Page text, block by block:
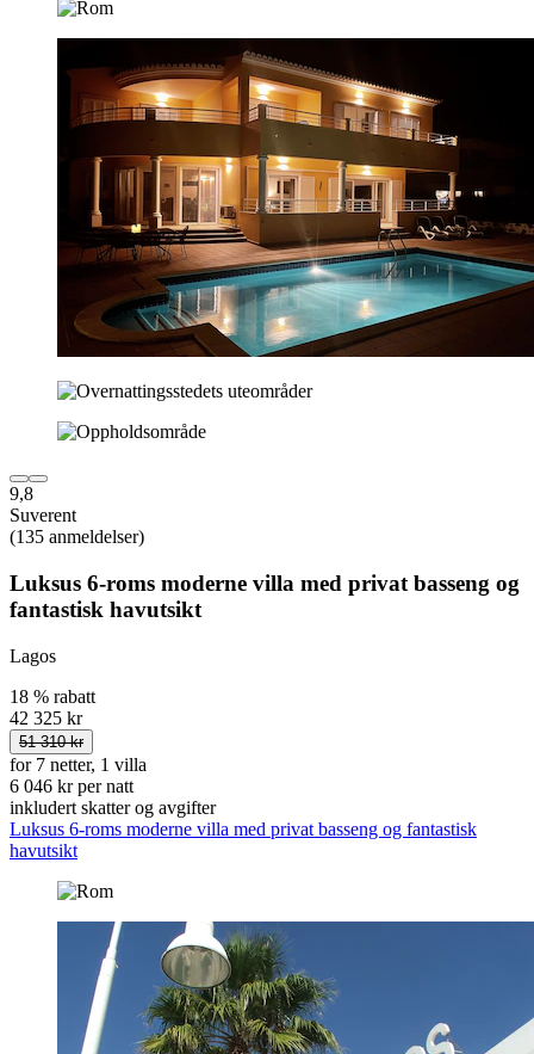
9,8
Suverent
(135 anmeldelser)
Luksus 6-roms moderne villa med privat basseng og
fantastisk havutsikt
Lagos
18 % rabatt
42 325 kr
51 310 kr
for 7 netter, 1 villa
6 046 kr per natt
inkludert skatter og avgifter
Luksus 6-roms moderne villa med privat basseng og fantastisk
havutsikt